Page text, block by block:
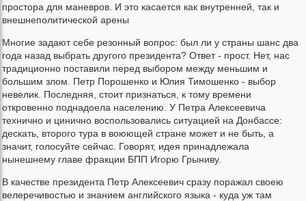
простора для маневров. И это касается как внутренней, так и
внешнеполитической арены
Многие задают себе резонный вопрос: был ли у страны шанс два
года назад выбрать другого президента? Ответ - прост. Нет, нас
традиционно поставили перед выбором между меньшим и
большим злом. Петр Порошенко и Юлия Тимошенко - выбор
невелик. Последняя, стоит признаться, к тому времени
откровенно поднадоела населению. У Петра Алексеевича
технично и цинично воспользовались ситуацией на Донбассе:
дескать, второго тура в воюющей стране может и не быть, а
значит, голосуйте сейчас. Говорят, идея принадлежала
нынешнему главе фракции БПП Игорю Грыниву.
В качестве президента Петр Алексеевич сразу поражал своею
велеречивостью и знанием английского языка - куда уж там